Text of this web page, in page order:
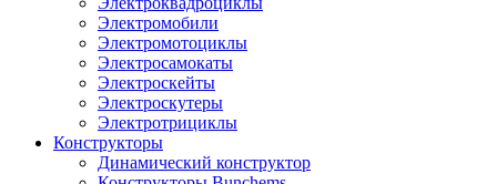
Электромобили
Электромотоциклы
Электросамокаты
Электроскейты
Электроскутеры
Электротрициклы
Конструкторы
Динамический конструктор